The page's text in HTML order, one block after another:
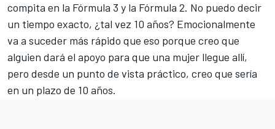
compita en la Fórmula 3 y la Fórmula 2. No puedo decir
un tiempo exacto, ¿tal vez 10 años? Emocionalmente
va a suceder más rápido que eso porque creo que
alguien dará el apoyo para que una mujer llegue allí,
pero desde un punto de vista práctico, creo que sería
en un plazo de 10 años.